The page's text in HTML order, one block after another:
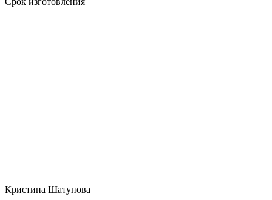
Кристина Шатунова